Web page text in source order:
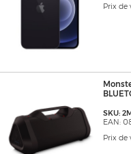
Prix de
SKU:
EAN:
Prix de